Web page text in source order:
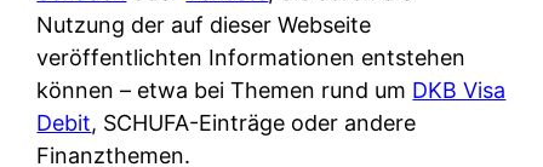
n
k
k
a
r
t
n
m
a
a
m
p
Nutzung der auf dieser Webseite
veröffentlichten Informationen entstehen
können – etwa bei Themen rund um DKB Visa
Debit, SCHUFA-Einträge oder andere
Finanzthemen.